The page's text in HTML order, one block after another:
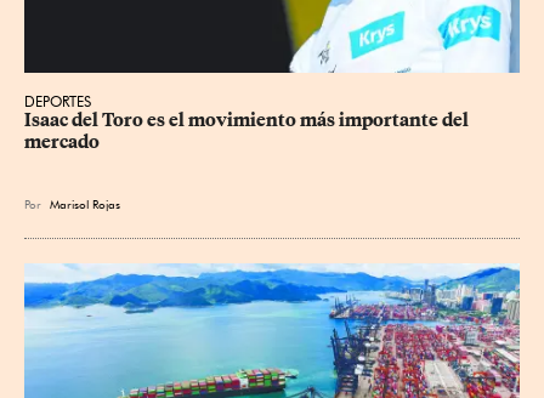
DEPORTES
Isaac del Toro es el movimiento más importante del
mercado
Por Marisol Rojas